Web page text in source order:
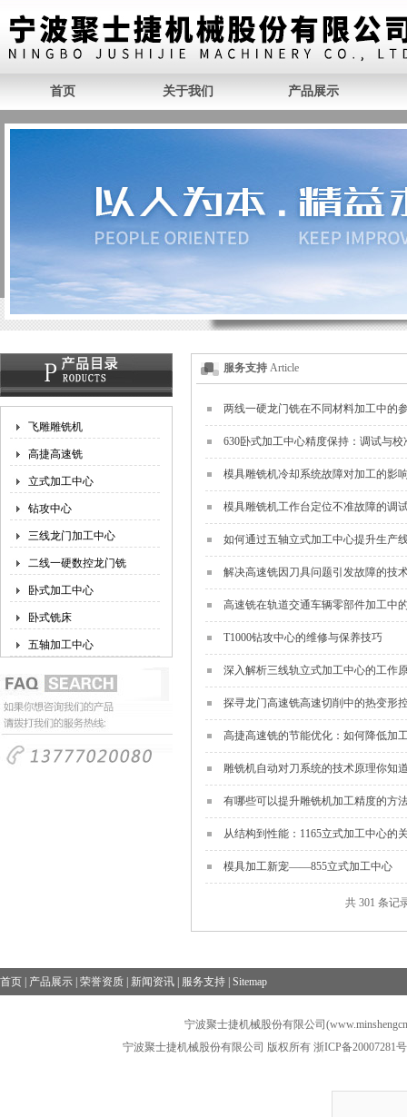
首页 关于我们 产品展示
飞雕雕铣机
高捷高速铣
立式加工中心
钻攻中心
三线龙门加工中心
二线一硬数控龙门铣
卧式加工中心
卧式铣床
五轴加工中心
服务支持 Article
两线一硬龙门铣在不同材料加工中的
630卧式加工中心精度保持：调试与校
模具雕铣机冷却系统故障对加工的影
模具雕铣机工作台定位不准故障的调
如何通过五轴立式加工中心提升生产
解决高速铣因刀具问题引发故障的技
高速铣在轨道交通车辆零部件加工中
T1000钻攻中心的维修与保养技巧
深入解析三线轨立式加工中心的工作
探寻龙门高速铣高速切削中的热变形
高捷高速铣的节能优化：如何降低加
雕铣机自动对刀系统的技术原理你知
有哪些可以提升雕铣机加工精度的方
从结构到性能：1165立式加工中心的
模具加工新宠——855立式加工中心
共 301 条记
首页 产品展示 荣誉资质 新闻资讯 服务支持 Sitemap
宁波聚士捷机械股份有限公司
宁波聚士捷机械股份有限公司 版权所有 浙ICP备20007281